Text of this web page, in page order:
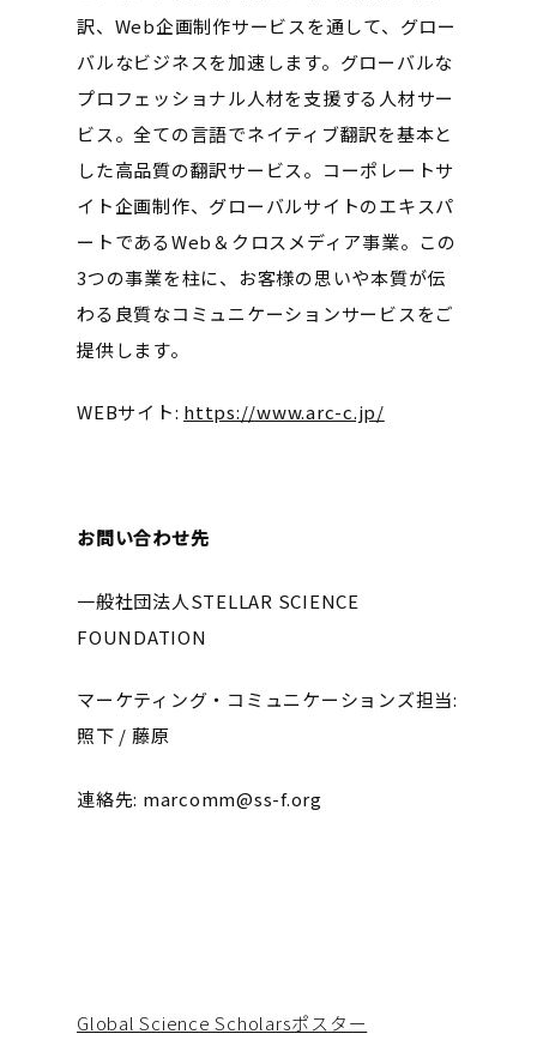
訳、Web企画制作サービスを通して、グロー
バルなビジネスを加速します。グローバルな
プロフェッショナル人材を支援する人材サー
ビス。全ての言語でネイティブ翻訳を基本と
した高品質の翻訳サービス。コーポレートサ
イト企画制作、グローバルサイトのエキスパ
ートであるWeb＆クロスメディア事業。この
3つの事業を柱に、お客様の思いや本質が伝
わる良質なコミュニケーションサービスをご
提供します。
WEBサイト: https://www.arc-c.jp/
お問い合わせ先
一般社団法人STELLAR SCIENCE
FOUNDATION
マーケティング・コミュニケーションズ担当:
照下 / 藤原
連絡先: ​​ marcomm@ss-f.org
Global Science Scholarsポスター